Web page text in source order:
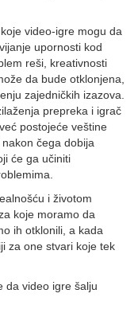
video-igre mogu da
upornosti kod
reši, kreativnosti
da bude otklonjena,
zajedničkih izazova.
prepreka i igrač
postojeće veštine
čega dobija
će ga učiniti
i životom
koje moramo da
ih otklonili, a kada
za one stvari koje tek
da video igre šalju